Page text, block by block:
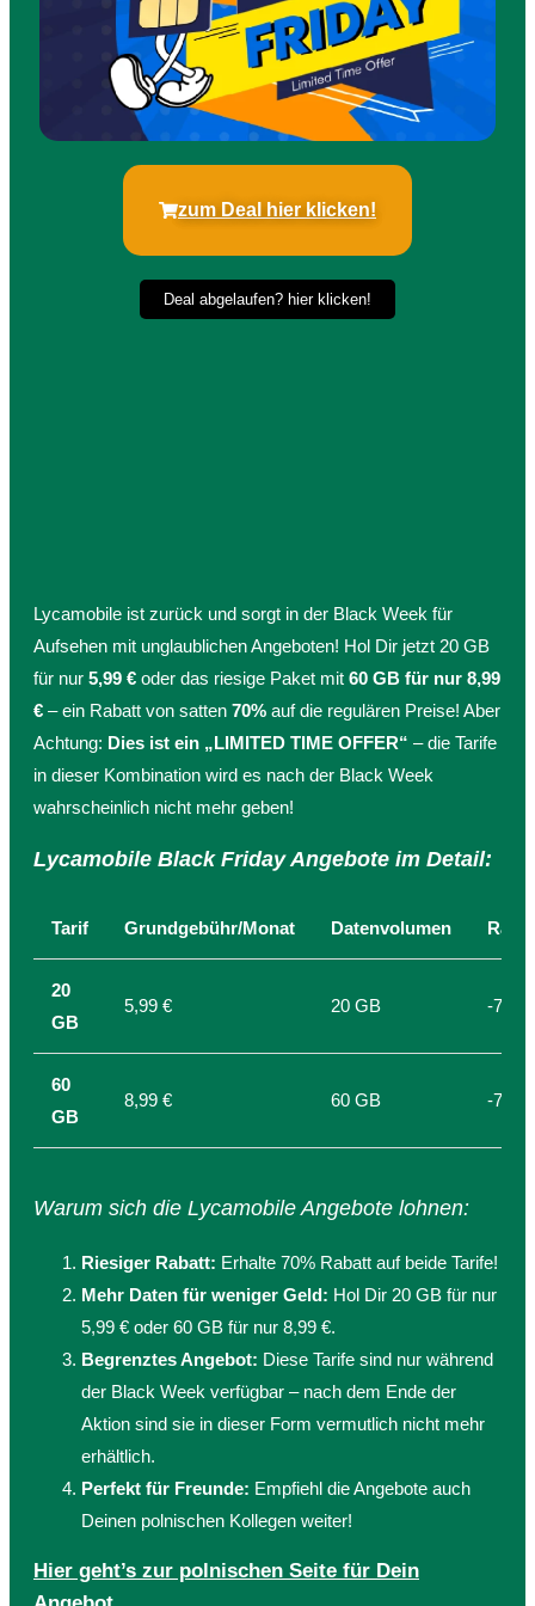
Lycamobile ist zurück und sorgt in der Black Week für
Aufsehen mit unglaublichen Angeboten! Hol Dir jetzt 20 GB
für nur 5,99 € oder das riesige Paket mit 60 GB für nur 8,99
€ – ein Rabatt von satten 70% auf die regulären Preise! Aber
Achtung: Dies ist ein „LIMITED TIME OFFER“ – die Tarife
in dieser Kombination wird es nach der Black Week
wahrscheinlich nicht mehr geben!
Lycamobile Black Friday Angebote im Detail:
Tarif Grundgebühr/Monat Datenvolumen
20
GB
5,99 € 20 GB -70%
60
GB
8,99 € 60 GB -70%
Warum sich die Lycamobile Angebote lohnen:
Riesiger Rabatt: Erhalte 70% Rabatt auf beide Tarife!
Mehr Daten für weniger Geld: Hol Dir 20 GB für nur
5,99 € oder 60 GB für nur 8,99 €.
Begrenztes Angebot: Diese Tarife sind nur während
der Black Week verfügbar – nach dem Ende der
Aktion sind sie in dieser Form vermutlich nicht mehr
erhältlich.
Perfekt für Freunde: Empfiehl die Angebote auch
Deinen polnischen Kollegen weiter!
Hier geht’s zur polnischen Seite für Dein
zum Deal hier klicken!
Deal abgelaufen? hier klicken!